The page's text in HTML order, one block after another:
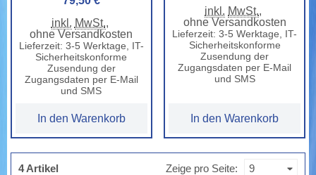
inkl. MwSt.,
ohne Versandkosten
Lieferzeit: 3-5 Werktage, IT-
Sicherheitskonforme
Zusendung der
Zugangsdaten per E-Mail
und SMS
In den Warenkorb
inkl. MwSt.,
ohne Versandkosten
Lieferzeit: 3-5 Werktage, IT-
Sicherheitskonforme
Zusendung der
Zugangsdaten per E-Mail
und SMS
In den Warenkorb
4 Artikel Zeige pro Seite